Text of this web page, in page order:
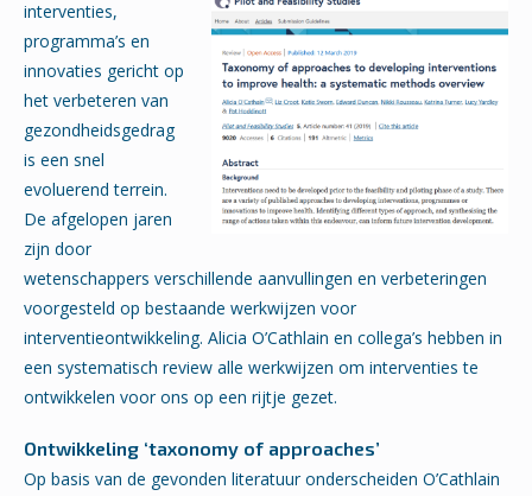
interventies,
programma’s en
innovaties gericht op
het verbeteren van
gezondheidsgedrag
is een snel
evoluerend terrein.
De afgelopen jaren
zijn door
wetenschappers verschillende aanvullingen en verbeteringen
voorgesteld op bestaande werkwijzen voor
interventieontwikkeling. Alicia O’Cathlain en collega’s hebben in
een systematisch review alle werkwijzen om interventies te
ontwikkelen voor ons op een rijtje gezet.
Ontwikkeling ‘taxonomy of approaches’
Op basis van de gevonden literatuur onderscheiden O’Cathlain